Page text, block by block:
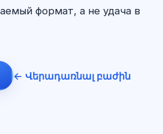
формат, а не удача в
← Վերադառնալ բաժին